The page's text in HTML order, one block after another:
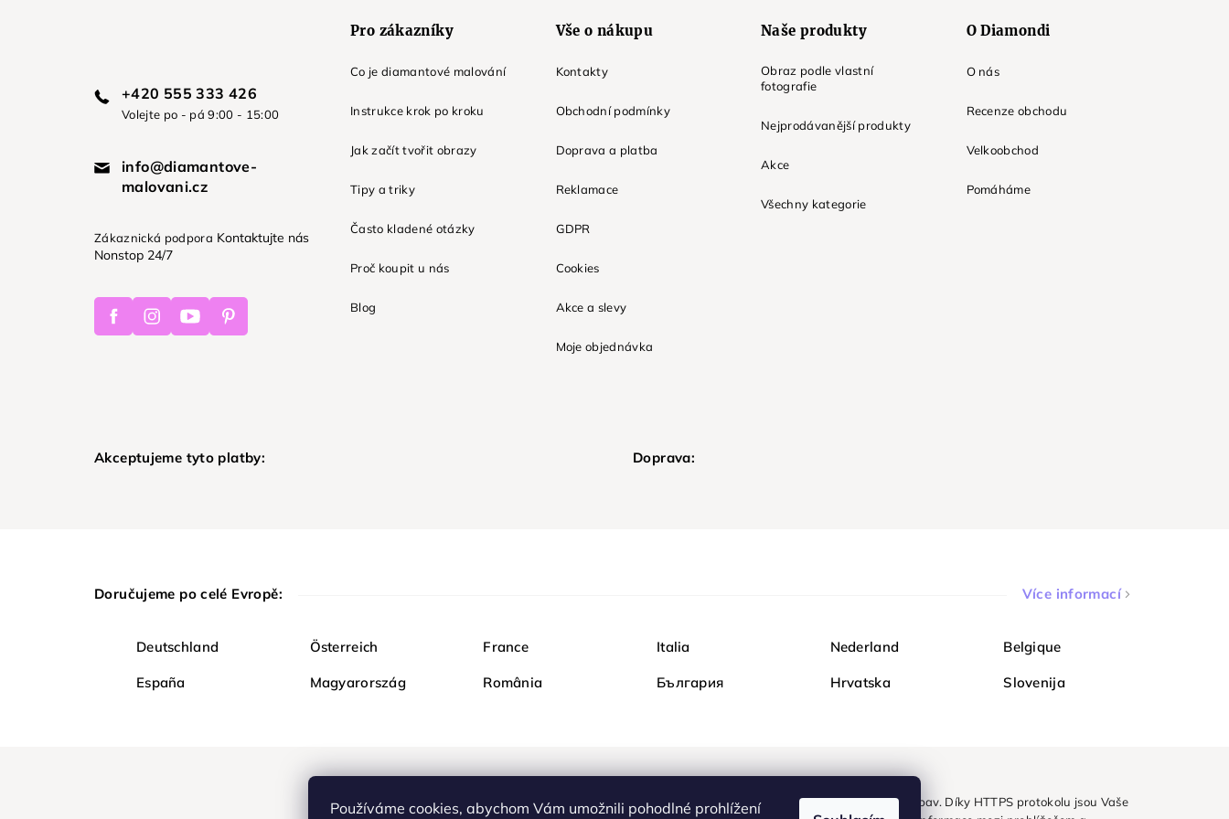
Používáme cookies, abychom Vám umožnili pohodlné prohlížení
+420 555 333 426
Volejte po - pá 9:00 - 15:00
info@diamantove-
malovani.cz
Zákaznická podpora Kontaktujte nás
Nonstop 24/7
FacebookInstagramYoutubePinterest
Pro zákazníky
Co je diamantové malování
Instrukce krok po kroku
Jak začít tvořit obrazy
Tipy a triky
Často kladené otázky
Proč koupit u nás
Blog
Vše o nákupu
Kontakty
Obchodní podmínky
Doprava a platba
Reklamace
GDPR
Cookies
Akce a slevy
Moje objednávka
Naše produkty
Obraz podle vlastní
fotografie
Nejprodávanější produkty
Akce
Všechny kategorie
O Diamondi
O nás
Recenze obchodu
Velkoobchod
Pomáháme
Akceptujeme tyto platby: Doprava:
Doručujeme po celé Evropě: Více informací
Deutschland Österreich France Italia Nederland Belgique
España Magyarország România България Hrvatska Slovenija
Nakupujte na Diamondi bezpečně a bez obav. Díky HTTPS protokolu jsou Vaše